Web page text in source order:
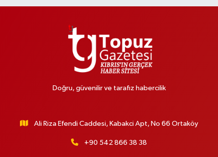
Doğru, güvenilir ve tarafız habercilik
Ali Riza Efendi Caddesi, Kabakci Apt, No 66 Ortaköy
+90 542 866 38 38